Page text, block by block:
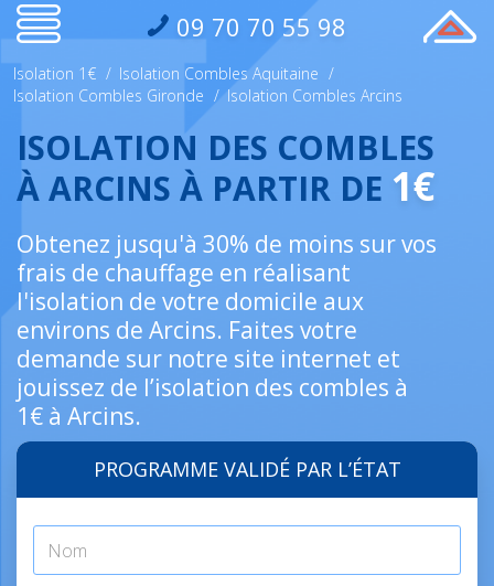
09 70 70 55 98
Isolation 1€ / Isolation Combles Aquitaine /
Isolation Combles Gironde / Isolation Combles Arcins
ISOLATION DES COMBLES
À ARCINS À PARTIR DE 1€
Obtenez jusqu'à 30% de moins sur vos
frais de chauffage en réalisant
l'isolation de votre domicile aux
environs de Arcins. Faites votre
demande sur notre site internet et
jouissez de l’isolation des combles à
1€ à Arcins.
PROGRAMME VALIDÉ PAR L’ÉTAT